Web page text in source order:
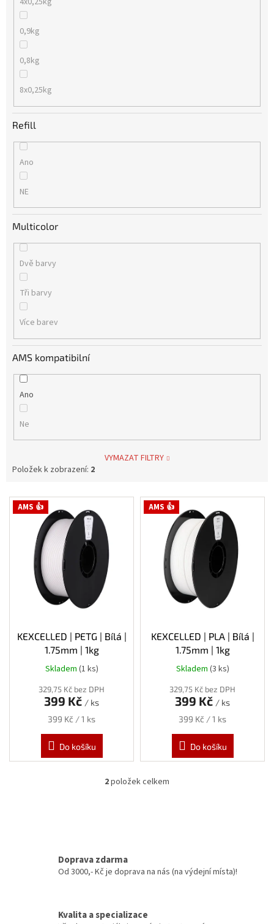
0,9kg
0,8kg
8x0,25kg
Refill
Ano
NE
Multicolor
Dvě barvy
Tři barvy
Více barev
AMS kompatibilní
Ano
Ne
VYMAZAT FILTRY
Položek k zobrazení: 2
V AMS 👍
KEXCELLED | PETG | Bílá |
1.75mm | 1kg
Skladem (1 ks)
329,75 Kč bez DPH
399 Kč / ks
Měrná
399 Kč / 1 ks
Do košíku
AMS 👍
KEXCELLED | PLA | Bílá |
1.75mm | 1kg
Skladem (3 ks)
329,75 Kč bez DPH
399 Kč / ks
Měrná
399 Kč / 1 ks
Do košíku
O
í
k
2položek celkem
Doprava zdarma
Od 3000,- Kč je doprava na nás (na výdejní místa)!
Kvalita a specializace